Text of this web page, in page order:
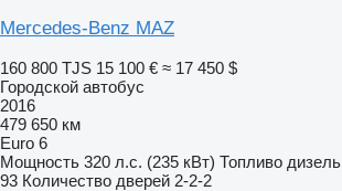
Mercedes-Benz MAZ
160 800 TJS 15 100 € ≈ 17 450 $
Городской автобус
2016
479 650 км
Euro 6
Мощность 320 л.с. (235 кВт) Топливо дизель
93 Количество дверей 2-2-2